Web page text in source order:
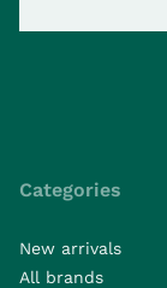
Categories
New arrivals
All brands